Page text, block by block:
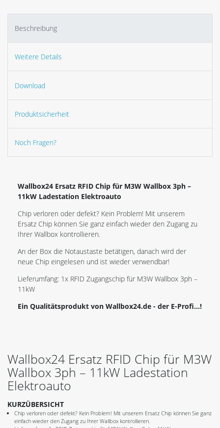
Beschreibung
Weitere Details
Download
Produktsicherheit
Noch Fragen?
Wallbox24 Ersatz RFID Chip für M3W Wallbox 3ph –
11kW Ladestation Elektroauto
Chip verloren oder defekt? Kein Problem! Mit unserem
Ersatz Chip können Sie ganz einfach wieder den Zugang zu
Ihrer Wallbox kontrollieren.
An der Box die Notaustaste betätigen, danach wird der
neue Chip eingelesen und ist wieder verwendbar!
Lieferumfang: 1x RFID Zugangschip für M3W Wallbox 3ph –
11kW
Ein Qualitätsprodukt von Wallbox24.de - der E-Profi...!
Wallbox24 Ersatz RFID Chip für M3W
Wallbox 3ph – 11kW Ladestation
Elektroauto
KURZÜBERSICHT
Chip verloren oder defekt? Kein Problem! Mit unserem Ersatz Chip können Sie ganz
einfach wieder den Zugang zu Ihrer Wallbox kontrollieren.